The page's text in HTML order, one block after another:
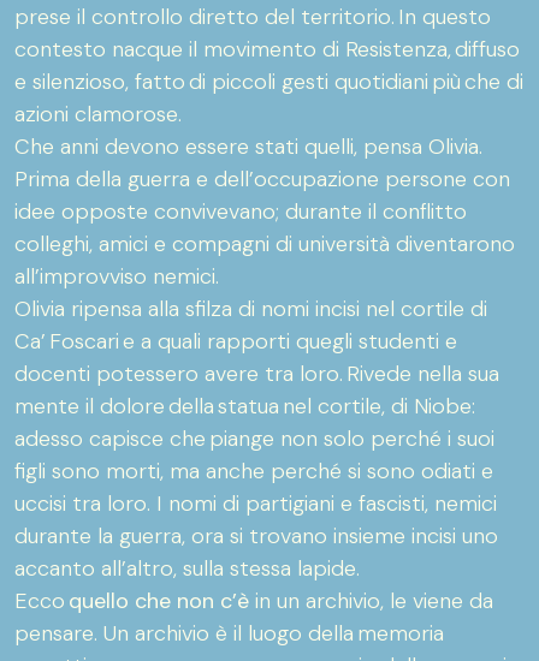
prese il controllo diretto del territorio. In questo
contesto nacque il movimento di Resistenza, diffuso
e silenzioso, fatto di piccoli gesti quotidiani più che di
azioni clamorose.
Che anni devono essere stati quelli, pensa Olivia.
Prima della guerra e dell’occupazione persone con
idee opposte convivevano; durante il conflitto
colleghi, amici e compagni di università diventarono
all’improvviso nemici.
Olivia ripensa alla sfilza di nomi incisi nel cortile di
Ca’ Foscari e a quali rapporti quegli studenti e
docenti potessero avere tra loro. Rivede nella sua
mente il dolore della statua nel cortile, di Niobe:
adesso capisce che piange non solo perché i suoi
figli sono morti, ma anche perché si sono odiati e
uccisi tra loro. I nomi di partigiani e fascisti, nemici
durante la guerra, ora si trovano insieme incisi uno
accanto all’altro, sulla stessa lapide.
Ecco quello che non c’è in un archivio, le viene da
pensare. Un archivio è il luogo della memoria